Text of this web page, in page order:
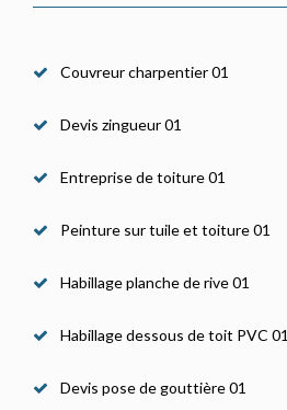
Couvreur charpentier 01
Devis zingueur 01
Entreprise de toiture 01
Peinture sur tuile et toiture 01
Habillage planche de rive 01
Habillage dessous de toit PVC 01
Devis pose de gouttière 01